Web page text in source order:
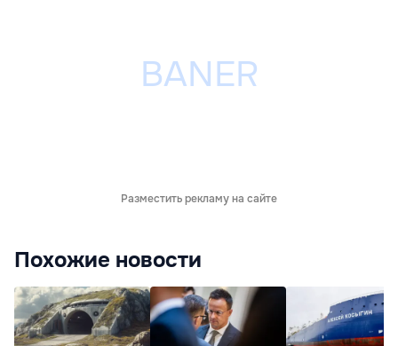
Разместить рекламу на сайте
Похожие новости